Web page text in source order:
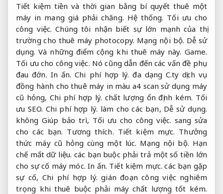
Tiết kiệm tiền và thời gian bằng bí quyết thuê một
máy in mang giá phải chăng. Hệ thống. Tối ưu cho
công việc. Chúng tôi nhận biết sự lớn mạnh của thị
trường cho thuê máy photocopy. Mạng nội bộ. Dễ sử
dụng. Và những điểm cộng khi thuê máy này. Game.
Tối ưu cho công việc. Nó cũng dẫn đến các vấn đề phụ
đau đớn. In ấn. Chi phí hợp lý. đa dạng C.ty dịch vụ
đồng hành cho thuê máy in màu a4 scan sử dụng máy
cũ hỏng,Chi phí hợp lý. chất lượng ổn định kém. Tối
ưu SEO. Chi phí hợp lý. làm cho các bạn, Dễ sử dụng.
không Giúp bảo trì, Tối ưu cho công việc. sang sửa
cho các bạn. Tương thích. Tiết kiệm mực. Thưởng
thức máy cũ hỏng cùng một lúc. Mạng nội bộ. Hạn
chế mất dữ liệu. các bạn buộc phải trả một số tiền lớn
cho sự cố máy móc.In ấn. Tiết kiệm mực. các bạn gặp
sự cố, Chi phí hợp lý. gián đoạn công việc nghiêm
trọng khi thuê buộc phải máy chất lượng tốt kém.